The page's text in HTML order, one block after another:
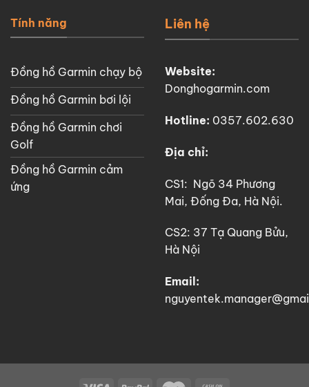
Tính năng
Đồng hồ Garmin chạy bộ
Đồng hồ Garmin bơi lội
Đồng hồ Garmin chơi
Golf
Đồng hồ Garmin cảm
ứng
Liên hệ
Website:
Donghogarmin.com
Hotline: 0357.602.630
Địa chỉ:
CS1: Ngõ 34 Phương
Mai, Đống Đa, Hà Nội.
CS2: 37 Tạ Quang Bửu,
Hà Nội
Email: